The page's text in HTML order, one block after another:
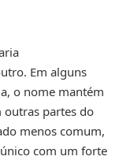
Em alguns
o nome mantém
outras partes do
menos comum,
com um forte